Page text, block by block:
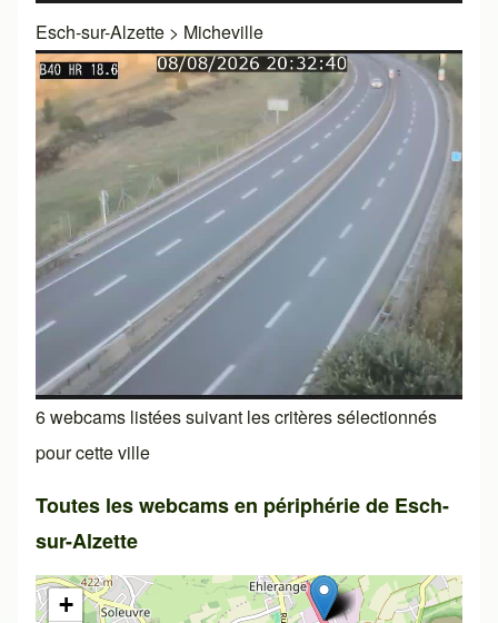
Esch-sur-Alzette > Micheville
6 webcams listées suivant les critères sélectionnés
pour cette ville
Toutes les webcams en périphérie de Esch-
sur-Alzette
+